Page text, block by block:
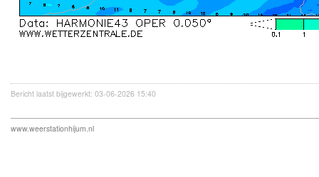
Bericht laatst bijgewerkt: 03-06-2026 15:40
www.weerstationhijum.nl